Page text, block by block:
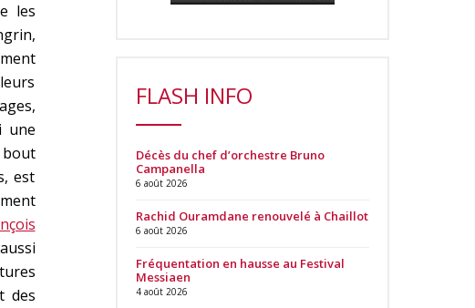
les
une
bout
est
des
FLASH INFO
Décès du chef d’orchestre Bruno
Campanella
6 août 2026
Rachid Ouramdane renouvelé à Chaillot
6 août 2026
Fréquentation en hausse au Festival
Messiaen
4 août 2026